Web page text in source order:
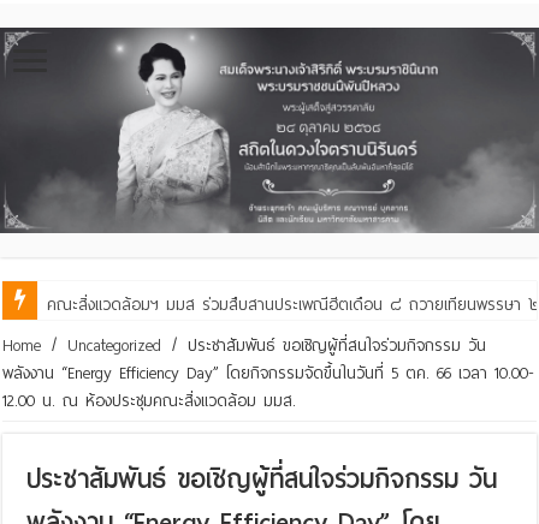
คณะสิ่งแวดล้อมฯ มมส ร่วมสืบสานประเพณีฮีตเดือน ๘ ถวายเทียนพรรษา ๒
Home / Uncategorized / ประชาสัมพันธ์ ขอเชิญผู้ที่สนใจร่วมกิจกรรม วัน
พลังงาน “Energy Efficiency Day” โดยกิจกรรมจัดขึ้นในวันที่ 5 ตค. 66 เวลา 10.00-
12.00 น. ณ ห้องประชุมคณะสิ่งแวดล้อม มมส.
ประชาสัมพันธ์ ขอเชิญผู้ที่สนใจร่วมกิจกรรม วัน